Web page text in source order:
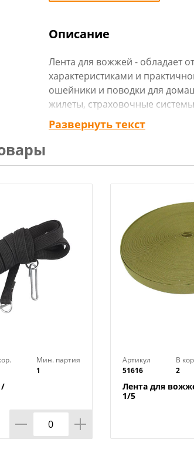
Описание
Лента для вожжей - обладает
характеристиками и
ошейники и поводки для
жилеты, страховочные
снаряжение.
Тип: стропа
Страна изготовитель: Россия
Развернуть текст
Мин. партия
1
Артикул
51616
В
2
Лента для
1/5